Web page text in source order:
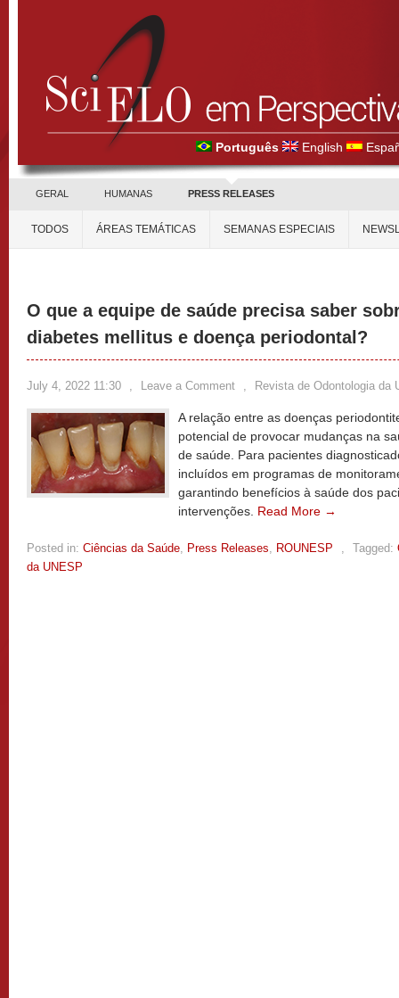
Português English
GERAL HUMANAS PRESS RELEASES
TODOS ÁREAS TEMÁTICAS SEMANAS ESPECIAIS
O que a equipe de saúde precisa saber
diabetes mellitus e doença periodontal?
July 4, 2022 11:30 , Leave a Comment , Revista de Odontologia da
A relação entre as doenças
potencial de provocar mudanças na
de saúde. Para pacientes
incluídos em programas de
garantindo benefícios à saúde dos
intervenções. Read More →
Posted in: Ciências da Saúde, Press Releases, ROUNESP , Tagged:
da UNESP